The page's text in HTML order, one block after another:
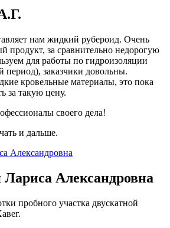
нам жидкий рубероид. Очень
продукт, за сравнительно недорогую
для работы по гидроизоляции
период), заказчики довольны.
кровельные материалы, это пока
за такую цену.
своего дела!
и дальше.
Александровна
пробного участка двускатной